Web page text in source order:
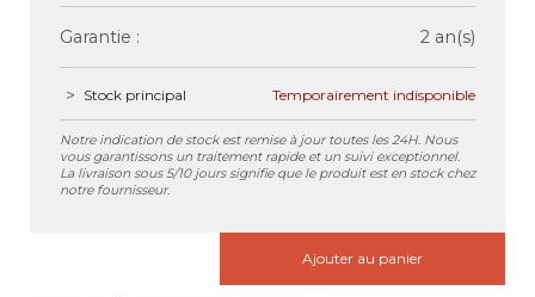
Garantie : 2 an(s)
Stock principal Temporairement indisponible
Notre indication de stock est remise à jour toutes les 24H. Nous
vous garantissons un traitement rapide et un suivi exceptionnel.
La livraison sous 5/10 jours signifie que le produit est en stock chez
notre fournisseur.
Ajouter au panier